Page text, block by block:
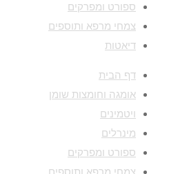
ספורט ומפרקים
צמחי מרפא ותוספים
דיאטות
דף הבית
אומגה וחומצות שומן
ויטמינים
מינרלים
ספורט ומפרקים